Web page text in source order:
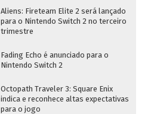
Aliens: Fireteam Elite 2 será lançado
para o Nintendo Switch 2 no terceiro
trimestre
Fading Echo é anunciado para o
Nintendo Switch 2
Octopath Traveler 3: Square Enix
indica e reconhece altas expectativas
para o jogo